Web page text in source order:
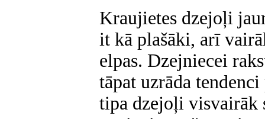
Kraujietes dzejoļi
it kā plašāki, arī
elpas. Dzejniecei
tāpat uzrāda
tipa dzejoļi visvairāk